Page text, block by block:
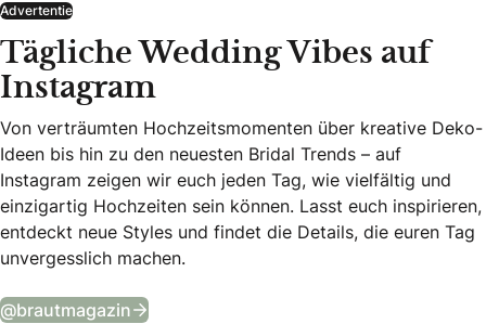
Advertentie
Tägliche Wedding Vibes auf
Instagram
Von verträumten Hochzeitsmomenten über kreative Deko-
Ideen bis hin zu den neuesten Bridal Trends – auf
Instagram zeigen wir euch jeden Tag, wie vielfältig und
einzigartig Hochzeiten sein können. Lasst euch inspirieren,
entdeckt neue Styles und findet die Details, die euren Tag
unvergesslich machen.
@brautmagazin Tägliche Wedding Vibes auf Instagram